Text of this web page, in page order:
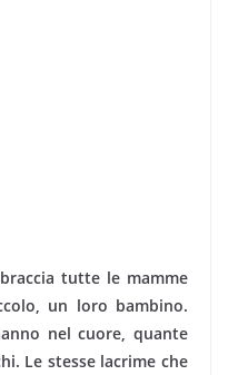
tutte le mamme
un loro bambino.
nel cuore, quante
Le stes­se lacrime che